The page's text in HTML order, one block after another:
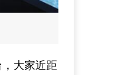
大家近距